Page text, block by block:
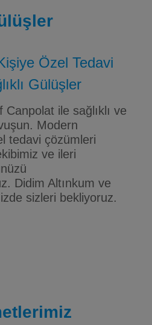
Özel Tedavi
Gülüşler
ile sağlıklı ve
Modern
tedavi çözümleri
ve ileri
Didim Altınkum ve
sizleri bekliyoruz.